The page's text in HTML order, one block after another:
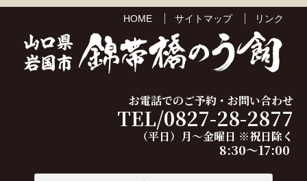
HOME サイトマップ リンク
お電話でのご予約・お問い合わせ
TEL/0827-28-2877
（平日）月～金曜日 ※祝日除く
8:30～17:00